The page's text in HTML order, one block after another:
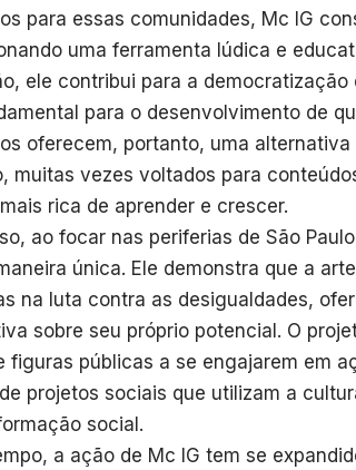
para essas comunidades, Mc IG
uma ferramenta lúdica e
ele contribui para a
para o desenvolvimento de
oferecem, portanto, uma
muitas vezes voltados para
rica de aprender e crescer.
ao focar nas periferias de São
única. Ele demonstra que a
na luta contra as desigualdades,
sobre seu próprio potencial. O
figuras públicas a se engajarem em
projetos sociais que utilizam a
social.
a ação de Mc IG tem se